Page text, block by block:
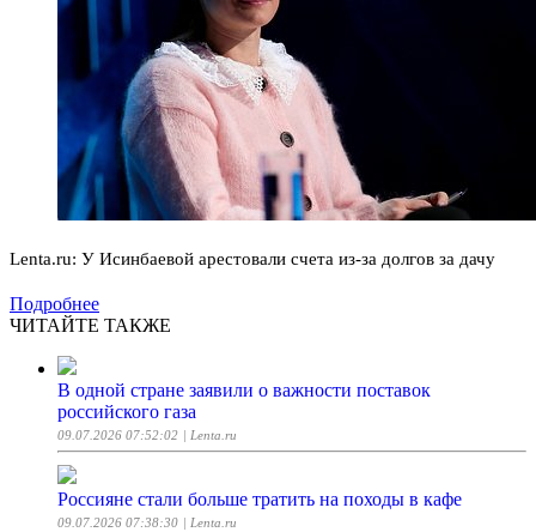
Lenta.ru: У Исинбаевой арестовали счета из-за долгов за дачу
Подробнее
ЧИТАЙТЕ ТАКЖЕ
В одной стране заявили о важности поставок
российского газа
09.07.2026 07:52:02 | Lenta.ru
Россияне стали больше тратить на походы в кафе
09.07.2026 07:38:30 | Lenta.ru